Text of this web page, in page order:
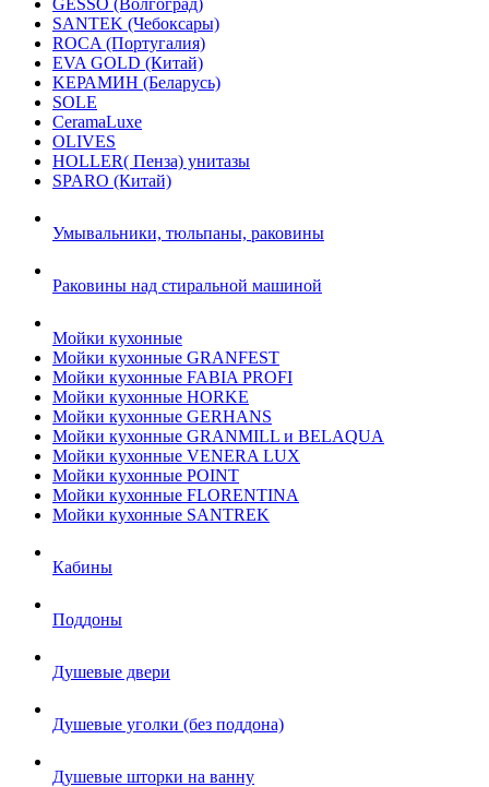
GESSO (Волгоград)
SANTEK (Чебоксары)
ROCA (Португалия)
EVA GOLD (Китай)
KЕРАМИН (Беларусь)
SOLE
CeramaLuxe
OLIVES
HOLLER( Пенза) унитазы
SPARO (Китай)
Умывальники, тюльпаны, раковины
Раковины над стиральной машиной
Мойки кухонные
Мойки кухонные GRANFEST
Мойки кухонные FABIA PROFI
Мойки кухонные HORKE
Мойки кухонные GERHANS
Мойки кухонные GRANMILL и BELAQUA
Мойки кухонные VENERA LUX
Мойки кухонные POINT
Мойки кухонные FLORENTINA
Мойки кухонные SANTREK
Кабины
Поддоны
Душевые двери
Душевые уголки (без поддона)
Душевые шторки на ванну